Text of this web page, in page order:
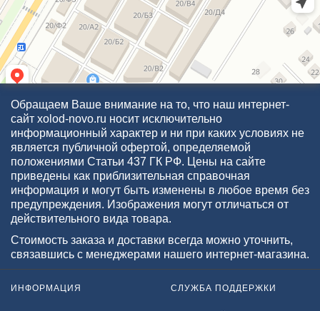
Обращаем Ваше внимание на то, что наш интернет-
сайт xolod-novo.ru носит исключительно
информационный характер и ни при каких условиях не
является публичной офертой, определяемой
положениями Статьи 437 ГК РФ. Цены на сайте
приведены как приблизительная справочная
информация и могут быть изменены в любое время без
предупреждения. Изображения могут отличаться от
действительного вида товара.
Стоимость заказа и доставки всегда можно уточнить,
связавшись с менеджерами нашего интернет-магазина.
ИНФОРМАЦИЯ СЛУЖБА ПОДДЕРЖКИ